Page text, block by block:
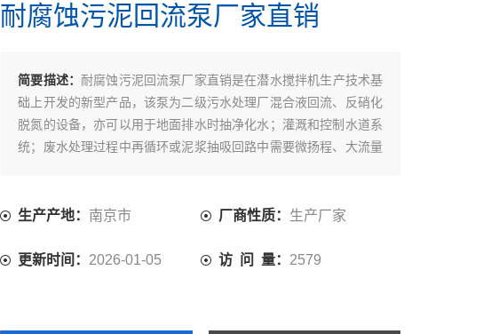
耐腐蚀污泥回流泵厂家直销
简要描述： 耐腐蚀污泥回流泵厂家直销是在潜水搅拌机生产技术基
础上开发的新型产品，该泵为二级污水处理厂混合液回流、反硝化
脱氮的设备，亦可以用于地面排水时抽净化水；灌溉和控制水道系
统；废水处理过程中再循环或泥浆抽吸回路中需要微扬程、大流量
生产产地： 南京市 厂商性质： 生产厂家
更新时间： 2026-01-05 访 问 量： 2579